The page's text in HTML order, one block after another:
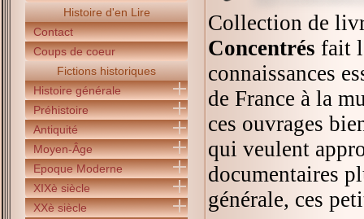
Histoire d'en Lire
Contact
Coups de coeur
Fictions historiques
Histoire générale
Préhistoire
Antiquité
Moyen-Âge
Epoque Moderne
XIXè siècle
XXè siècle
Collection de
Concentrés fait
connaissances
de France à la
ces ouvrages
qui veulent
documentaires
générale, ces